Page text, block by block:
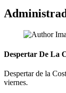
Despertar De La
Despertar de la
viernes.